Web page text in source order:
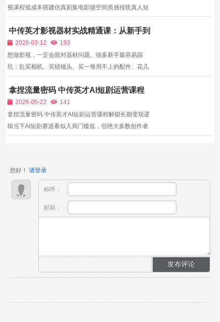
视课程低成本搭建仿真剧集电影级空间质感传统真人短
置景道具会占据整体制作60%以上成本，而AI真人虚拟
场景生成技术可一键生成都市公寓、古风府邸、悬疑密
室、科...
中传英才影视器材实战精通课：从新手到
器材高手，不花冤枉钱
2026-03-12
193
想做影视，一定会面对器材问题。很多新手最容易踩
坑：乱买相机、买错镜头、买一堆用不上的配件、花几
对、用好、用出专业效果才最重要。中传英才影视器材
实战精通课，不吹参数、不搞玄学，只教实战能用得上
的知识，...
拿捏流量密码 中传英才AI短剧运营课程
解锁长期变现逻辑
2026-05-22
141
拿捏流量密码 中传英才AI短剧运营课程解锁长期变现逻
辑当下AI短剧赛道看似入局门槛低，但绝大多数创作者
模式，...
您好！ 请登录
称呼：
邮箱：